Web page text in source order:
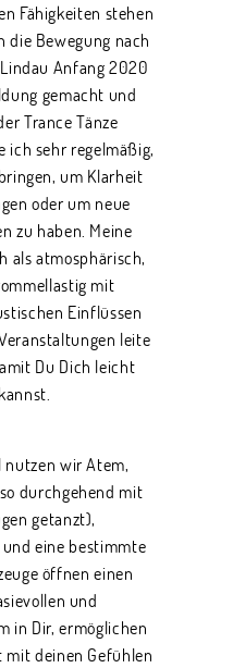
Fähigkeiten stehen
die Bewegung nach
Anfang 2020
gemacht und
Trance Tänze
ich sehr regelmäßig,
um Klarheit
oder um neue
zu haben. Meine
als atmosphärisch,
mit
Einflüssen
leite
Du Dich leicht
nutzen wir Atem,
durchgehend mit
getanzt),
eine bestimmte
öffnen einen
und
in Dir, ermöglichen
deinen Gefühlen